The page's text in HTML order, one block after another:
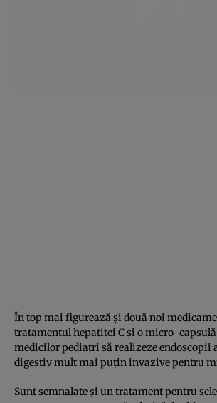
În top mai figurează şi două noi
tratamentul hepatitei C şi o micro-capsulă
medicilor pediatri să realizeze endoscopii
digestiv mult mai puţin invazive pentru
Sunt semnalate şi un tratament pentru